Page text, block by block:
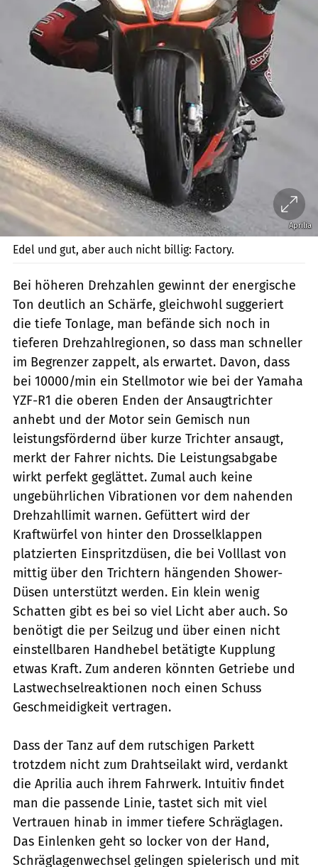
Aprilia
Edel und gut, aber auch nicht billig: Factory.
Bei höheren Drehzahlen gewinnt der energische
Ton deutlich an Schärfe, gleichwohl suggeriert
die tiefe Tonlage, man befände sich noch in
tieferen Drehzahlregionen, so dass man schneller
im Begrenzer zappelt, als erwartet. Davon, dass
bei 10000/min ein Stellmotor wie bei der Yamaha
YZF-R1 die oberen Enden der Ansaugtrichter
anhebt und der Motor sein Gemisch nun
leistungsfördernd über kurze Trichter ansaugt,
merkt der Fahrer nichts. Die Leistungsabgabe
wirkt perfekt geglättet. Zumal auch keine
ungebührlichen Vibrationen vor dem nahenden
Drehzahllimit warnen. Gefüttert wird der
Kraftwürfel von hinter den Drosselklappen
platzierten Einspritzdüsen, die bei Volllast von
mittig über den Trichtern hängenden Shower-
Düsen unterstützt werden. Ein klein wenig
Schatten gibt es bei so viel Licht aber auch. So
benötigt die per Seilzug und über einen nicht
einstellbaren Handhebel betätigte Kupplung
etwas Kraft. Zum anderen könnten Getriebe und
Lastwechselreaktionen noch einen Schuss
Geschmeidigkeit vertragen.
Dass der Tanz auf dem rutschigen Parkett
trotzdem nicht zum Drahtseilakt wird, verdankt
die Aprilia auch ihrem Fahrwerk. Intuitiv findet
man die passende Linie, tastet sich mit viel
Vertrauen hinab in immer tiefere Schräglagen.
Das Einlenken geht so locker von der Hand,
Schräglagenwechsel gelingen spielerisch und mit